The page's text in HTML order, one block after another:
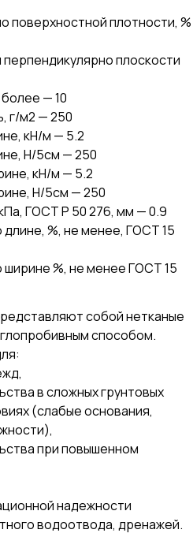
поверхностной плотности, %
плоскости
— 10
г/м2 — 250
кН/м — 5.2
Н/5см — 250
кН/м — 5.2
Н/5см — 250
ГОСТ Р 50 276, мм — 0.9
%, не менее, ГОСТ 15
%, не менее ГОСТ 15
собой нетканые
способом.
в сложных грунтовых
(слабые основания,
при повышенном
надежности
водоотвода, дренажей.